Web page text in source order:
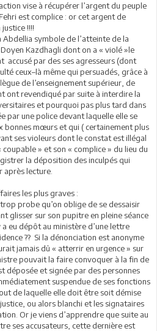
vise à récupérer l’argent du peuple
est complice : or cet argent de
!!!!
symbole de l’atteinte de la
Kazdhagli dont on a « violé »le
accusé par des ses agresseurs (dont
ceux–là même qui persuadés, grâce à
de l’enseignement supérieur, de
ont revendiqué par suite à interdire la
et pourquoi pas plus tard dans
par une police devant laquelle elle se
bonnes mœurs et qui ( certainement plus
ses violeurs dont le constat est illégal
coupable » et son « complice » du lieu du
la déposition des inculpés qui
après lecture.
les plus graves :
probe qu’on oblige de se dessaisir
glisser sur son pupitre en pleine séance
eu dépôt au ministère d’une lettre
?? Si la dénonciation est anonyme
jamais dû « atterrir en urgence » sur
pouvait la faire convoquer à la fin de
déposée et signée par des personnes
suspendue de ses fonctions
de laquelle elle doit être soit démise
ou alors blanchi et les signataires
Or je viens d’apprendre que suite au
ses accusateurs, cette dernière est